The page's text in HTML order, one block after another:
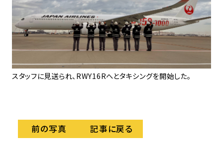
スタッフに見送られ、RWY16Rへとタキシングを開始した。
前の写真 記事に戻る